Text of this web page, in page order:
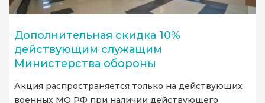
Дополнительная скидка 10%
действующим служащим
Министерства обороны
Акция распространяется только на действующих
военных МО РФ при наличии действующего